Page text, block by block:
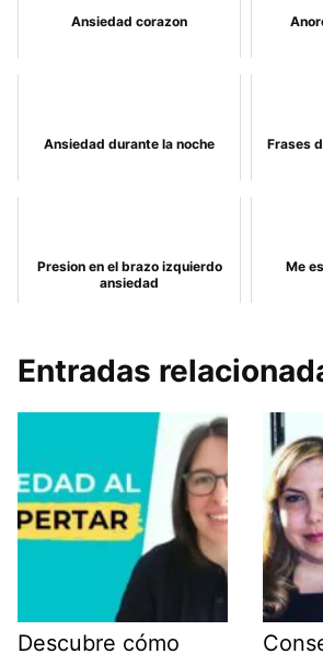
Ansiedad corazon
Ansiedad durante la noche Frases
Presion en el brazo izquierdo
ansiedad
Me
Entradas
Descubre cómo